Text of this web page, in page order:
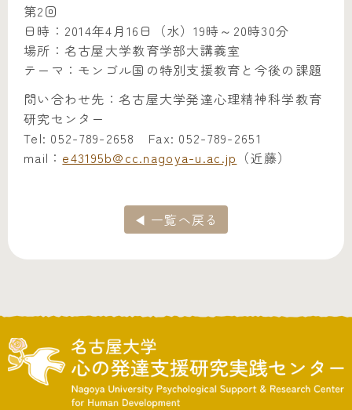
第2回
日時：2014年4月16日（水）19時～20時30分
場所：名古屋大学教育学部大講義室
テーマ：モンゴル国の特別支援教育と今後の課題
問い合わせ先：名古屋大学発達心理精神科学教育
研究センター
Tel: 052-789-2658 Fax: 052-789-2651
mail： e43195b@cc.nagoya-u.ac.jp （近藤）
◀ 一覧へ戻る